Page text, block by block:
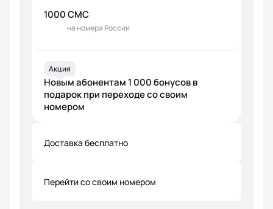
1000 СМС
на номера России
Акция
Новым абонентам 1 000 бонусов в
подарок при переходе со своим
номером
Доставка бесплатно
Перейти со своим номером